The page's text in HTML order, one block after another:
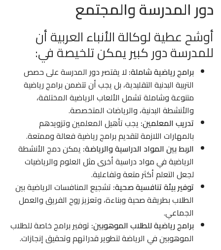
دور المدرسة والمجتمع
أوشح عطية لوكالة الأنباء العربية أن
للمدرسة دور كبير يمكن تلخيصة في:
برامج رياضية شاملة: لا يقتصر دور المدرسة على حصص
التربية البدنية التقليدية، بل يجب أن تتضمن برامج رياضية
متنوعة وشاملة تشمل الألعاب الرياضية المختلفة،
والأنشطة البدنية، والرياضات المتخصصة.
تدريب المعلمين: يجب تأهيل المعلمين وتزويدهم
بالمهارات اللازمة لتقديم برامج رياضية فعالة وممتعة.
الربط بين المواد الدراسية والرياضة: يمكن دمج الأنشطة
الرياضية في مواد دراسية أخرى مثل العلوم والرياضيات
لجعل التعلم أكثر متعة وتفاعلية.
توفير بيئة تنافسية صحية: تشجيع المنافسات الرياضية بين
الطلاب بطريقة صحية وبناءة، وتعزيز روح الفريق والعمل
الجماعي.
برامج رياضية للطلاب الموهوبين: توفير برامج خاصة للطلاب
الموهوبين في الرياضة لتطوير قدراتهم وتحقيق إنجازات.